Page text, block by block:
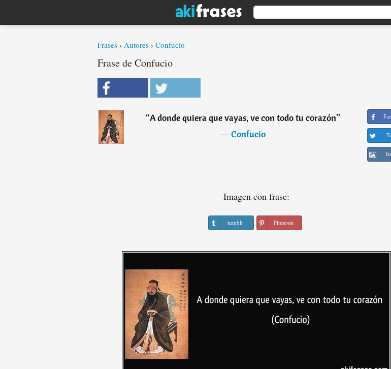
Frases › Autores › Confucio
Frase de Confucio
“A donde quiera que vayas, ve con todo tu corazón”
―Confucio
Imagen con frase:
tumblr Pinterest